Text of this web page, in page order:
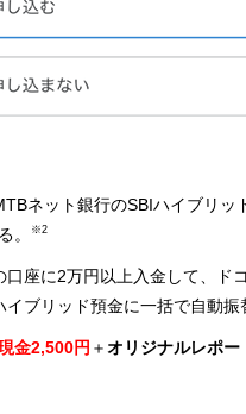
ネット銀行のSBIハイブリッ
。
※2
口座に2万円以上入金して、ド
イブリッド預金に一括で自動振
金2,500円 ＋オリジナルレポー